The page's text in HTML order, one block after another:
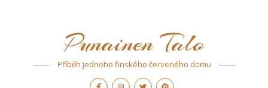
Punainen Talo
Příběh jednoho finského červeného domu